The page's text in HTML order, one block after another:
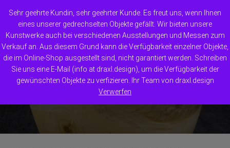
Sehr geehrte Kundin, sehr geehrter Kunde. Es freut uns, wenn Ihnen
eines unserer gedrechselten Objekte gefällt. Wir bieten unsere
Kunstwerke auch bei verschiedenen Ausstellungen und Messen zum
Verkauf an. Aus diesem Grund kann die Verfügbarkeit einzelner Objekte,
die im Online-Shop ausgestellt sind, nicht garantiert werden. Schreiben
Sie uns eine E-Mail (info at draxl.design), um die Verfügbarkeit der
gewünschten Objekte zu verfizieren. Ihr Team von draxl.design
Verwerfen
ruhe